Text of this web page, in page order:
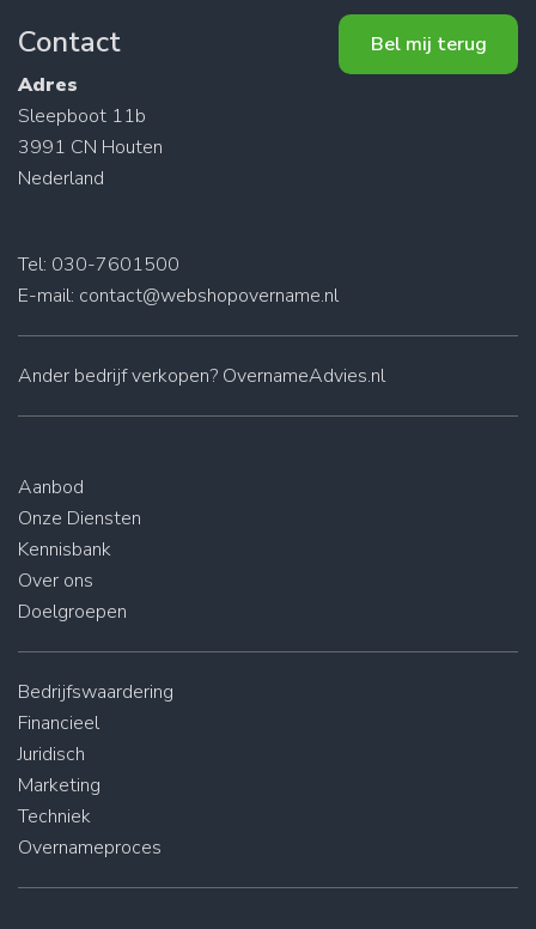
Contact
Adres
Sleepboot 11b
3991 CN Houten
Nederland
Bel mij terug
Tel: 030-7601500
E-mail: contact@webshopovername.nl
Ander bedrijf verkopen? OvernameAdvies.nl
Aanbod
Onze Diensten
Kennisbank
Over ons
Doelgroepen
Bedrijfswaardering
Financieel
Juridisch
Marketing
Techniek
Overnameproces